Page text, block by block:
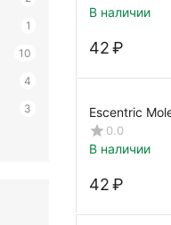
В наличии
‍42‍ ₽
Escentric
0.0
В наличии
‍42‍ ₽
1
10
4
3